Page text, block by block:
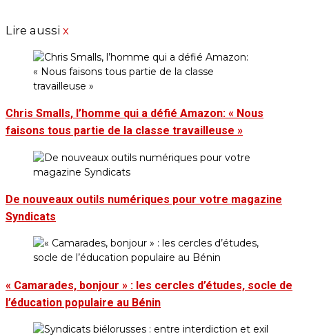
Lire aussi x
Chris Smalls, l’homme qui a défié Amazon: « Nous
faisons tous partie de la classe travailleuse »
De nouveaux outils numériques pour votre magazine
Syndicats
« Camarades, bonjour » : les cercles d’études, socle de
l’éducation populaire au Bénin